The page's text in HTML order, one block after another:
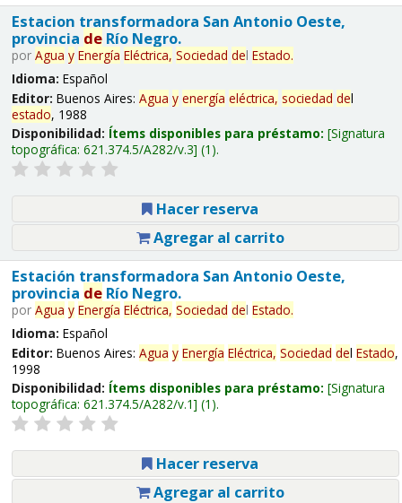
Estacion transformadora San Antonio Oeste,
provincia deRío Negro.
por Agua y Energía Eléctrica, Sociedad del Estado.
Idioma: Español
Editor: Buenos Aires: Agua y energía eléctrica, sociedad del
estado, 1988
Disponibilidad: Ítems disponibles para préstamo: Signatura
topográfica: 621.374.5/A282/v.3 (1).
Hacer reserva
Agregar al carrito
Estación transformadora San Antonio Oeste,
provincia deRío Negro.
por Agua y Energía Eléctrica, Sociedad del Estado.
Idioma: Español
Editor: Buenos Aires: Agua y Energía Eléctrica, Sociedad del Estado,
1998
Disponibilidad: Ítems disponibles para préstamo: Signatura
topográfica: 621.374.5/A282/v.1 (1).
Hacer reserva
Agregar al carrito